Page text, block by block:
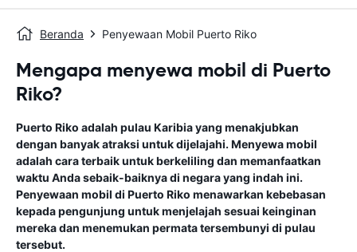
Beranda Penyewaan Mobil Puerto Riko
Mengapa menyewa mobil di Puerto
Riko?
Puerto Riko adalah pulau Karibia yang menakjubkan
dengan banyak atraksi untuk dijelajahi. Menyewa mobil
adalah cara terbaik untuk berkeliling dan memanfaatkan
waktu Anda sebaik-baiknya di negara yang indah ini.
Penyewaan mobil di Puerto Riko menawarkan kebebasan
kepada pengunjung untuk menjelajah sesuai keinginan
mereka dan menemukan permata tersembunyi di pulau
tersebut.